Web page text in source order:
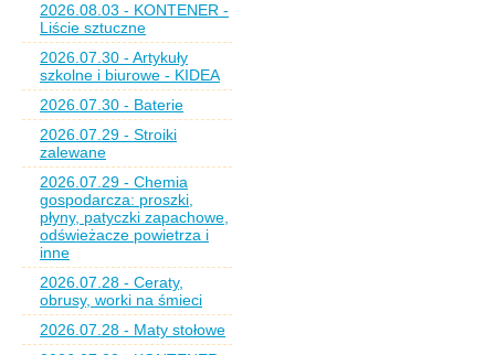
2026.08.03 - KONTENER -
Liście sztuczne
2026.07.30 - Artykuły
szkolne i biurowe - KIDEA
2026.07.30 - Baterie
2026.07.29 - Stroiki
zalewane
2026.07.29 - Chemia
gospodarcza: proszki,
płyny, patyczki zapachowe,
odświeżacze powietrza i
inne
2026.07.28 - Ceraty,
obrusy, worki na śmieci
2026.07.28 - Maty stołowe